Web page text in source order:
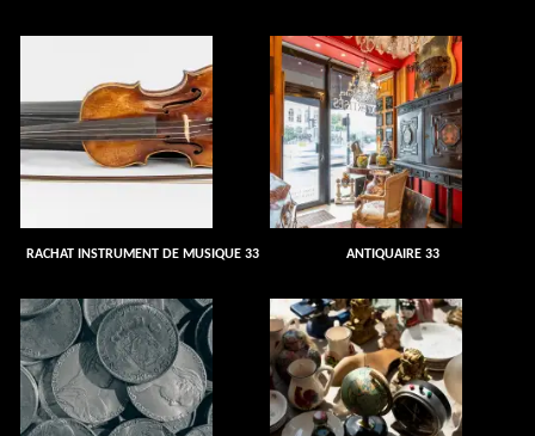
RACHAT INSTRUMENT DE MUSIQUE 33 ANTIQUAIRE 33